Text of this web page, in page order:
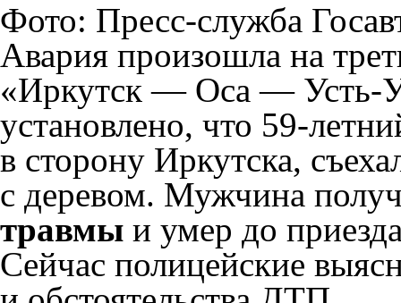
Фото: Пресс-служба
Авария произошла на
«Иркутск — Оса — Усть-
установлено, что 59-
в сторону Иркутска,
с деревом. Мужчина
травмы и умер до
Сейчас полицейские